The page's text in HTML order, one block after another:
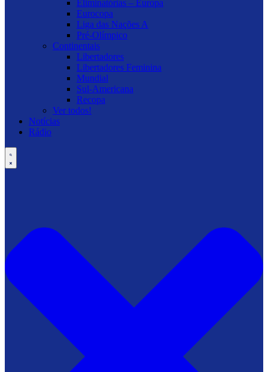
Eliminatórias – Europa
Eurocopa
Liga das Nações A
Pré-Olímpico
Continentais
Libertadores
Libertadores Feminina
Mundial
Sul-Americana
Recopa
Ver todos!
Notícias
Rádio